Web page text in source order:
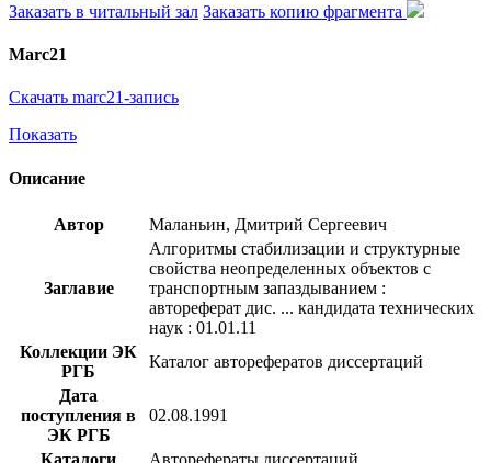
Заказать в читальный зал Заказать копию фрагмента
Marc21
Скачать marc21-запись
Показать
Описание
Автор Маланьин, Дмитрий Сергеевич
Заглавие
Алгоритмы стабилизации и структурные
свойства неопределенных объектов с
транспортным запаздыванием :
автореферат дис. ... кандидата технических
наук : 01.01.11
Коллекции ЭК
РГБ
Каталог авторефератов диссертаций
Дата
поступления в
ЭК РГБ
02.08.1991
Каталоги
Авторефераты диссертаций